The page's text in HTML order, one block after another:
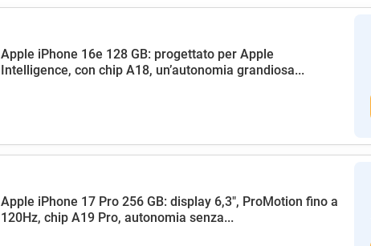
Apple iPhone 16e 128 GB: progettato per Apple
Intelligence, con chip A18, un’autonomia grandiosa...
Apple iPhone 17 Pro 256 GB: display 6,3", ProMotion fino a
120Hz, chip A19 Pro, autonomia senza...